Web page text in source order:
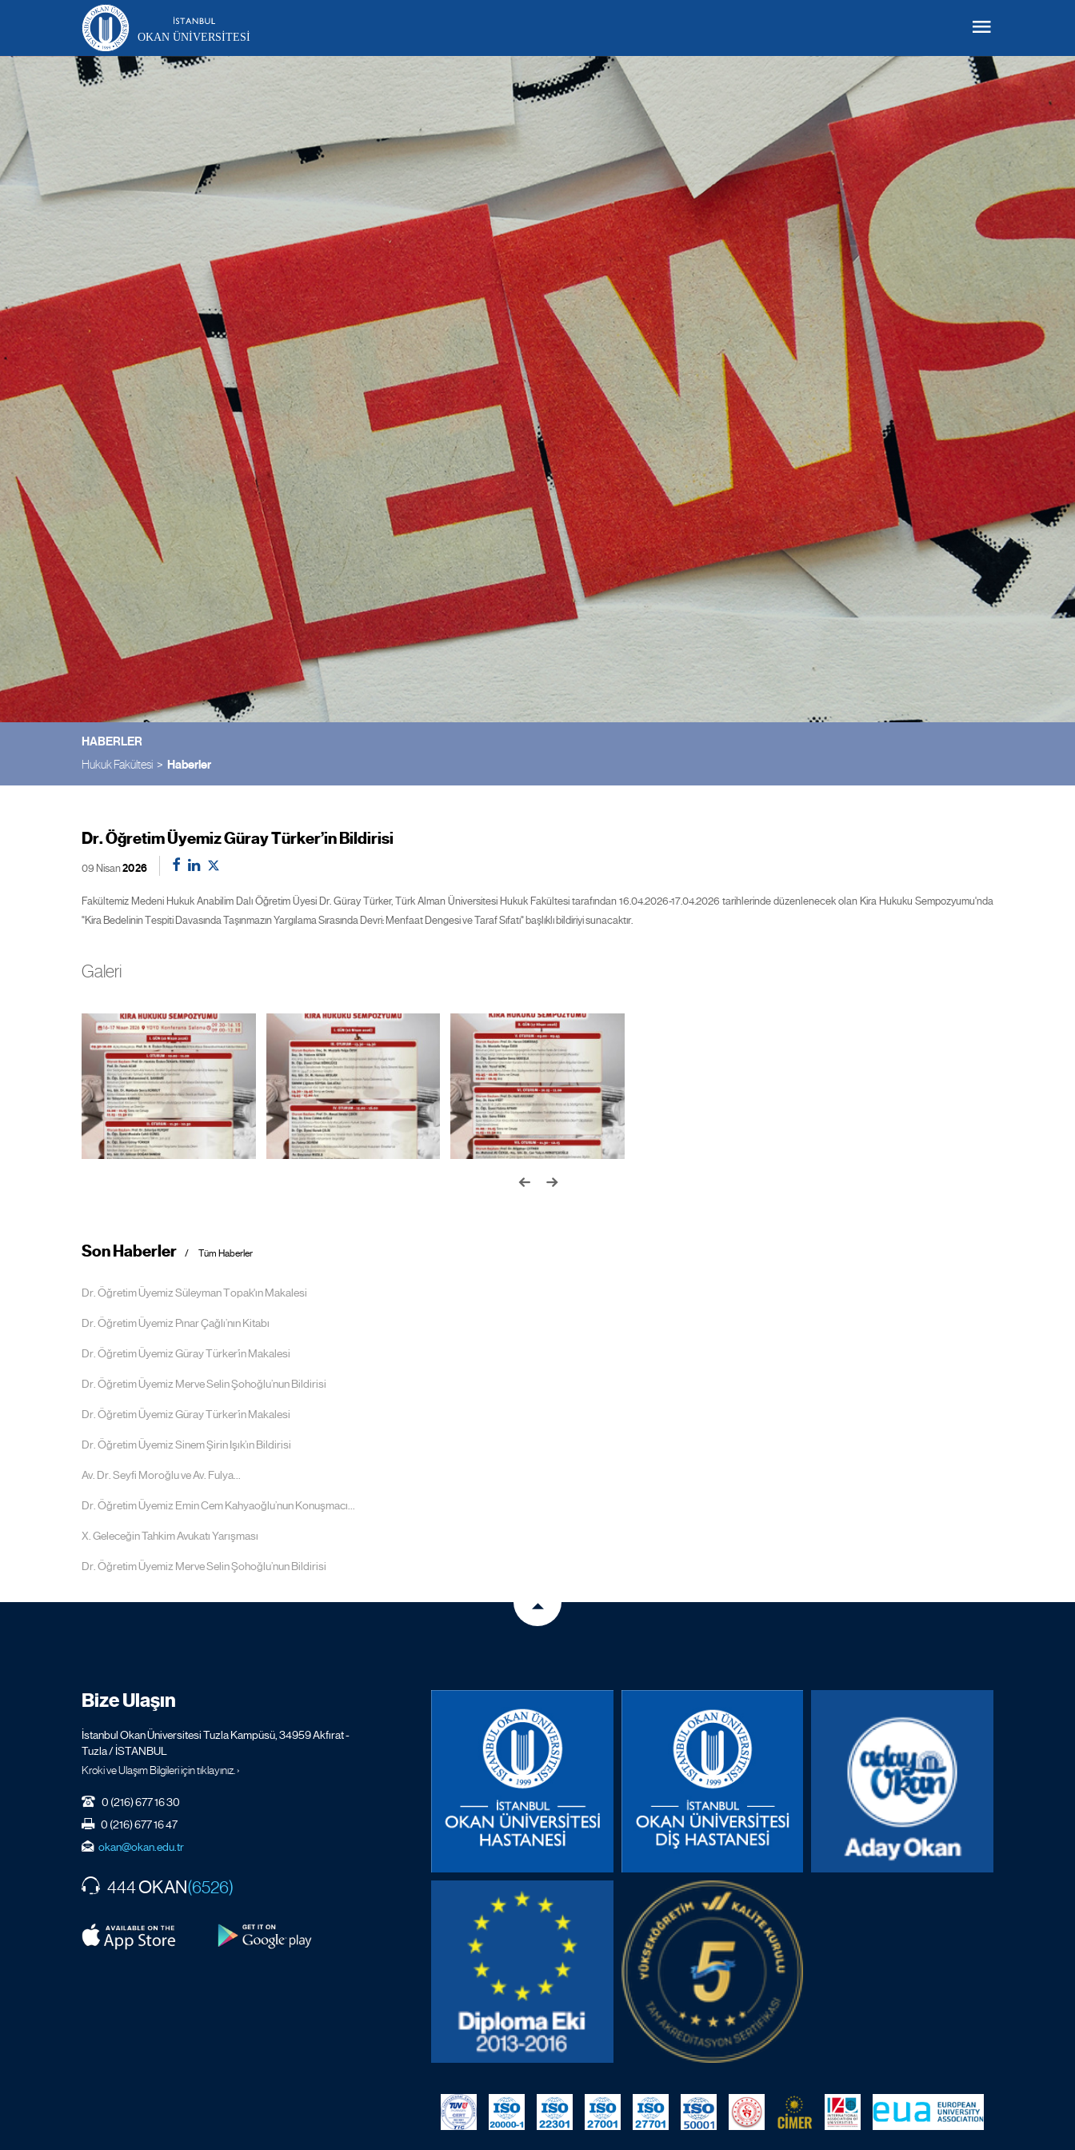
OKAN ÜNIVERSITESI
HABERLER
Hukuk Fakültesi Haberler
Dr. Öğretim Üyemiz Güray Türker’in Bildirisi
09 Nisan2026
Fakültemiz Medeni Hukuk Anabilim Dalı Öğretim Üyesi Dr. Güray Türker, Türk Alman Üniversitesi Hukuk Fakültesi tarafından 16.04.2026-17.04.2026 tarihlerinde düzenlenecek olan Kira Hukuku Sempozyumu'nda
"Kira Bedelinin Tespiti Davasında Taşınmazın Yargılama Sırasında Devri: Menfaat Dengesi ve Taraf Sıfatı" başlıklı bildiriyi sunacaktır.
Galeri
Son Haberler Tüm Haberler
Dr. Öğretim Üyemiz Süleyman Topak'ın Makalesi
Dr. Öğretim Üyemiz Pınar Çağlı’nın Kitabı
Dr. Öğretim Üyemiz Güray Türker’in Makalesi
Dr. Öğretim Üyemiz Merve Selin Şohoğlu’nun Bildirisi
Dr. Öğretim Üyemiz Güray Türker’in Makalesi
Dr. Öğretim Üyemiz Sinem Şirin Işık’ın Bildirisi
Av. Dr. Seyfi Moroğlu ve Av. Fulya...
Dr. Öğretim Üyemiz Emin Cem Kahyaoğlu’nun Konuşmacı...
X. Geleceğin Tahkim Avukatı Yarışması
Dr. Öğretim Üyemiz Merve Selin Şohoğlu’nun Bildirisi
Bize Ulaşın
İstanbul Okan Üniversitesi Tuzla Kampüsü, 34959 Akfırat -
Tuzla / İSTANBUL
Kroki ve Ulaşım Bilgileri için tıklayınız. ›
0 (216) 677 16 30
0 (216) 677 16 47
okan@okan.edu.tr
444OKAN(6526)